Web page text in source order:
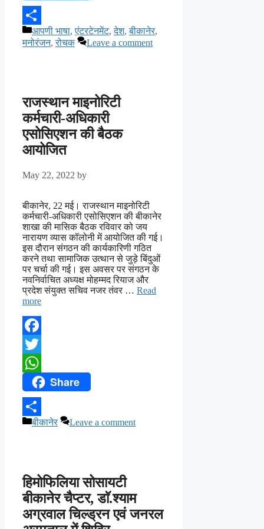
Share
Categories
आपणी भाषा,एंटरटेनमेंट,देश,बीकानेर,
मनोरंजन,रोचक Leave a comment
राजस्थान माइनोरिटी
कर्मचारी-अधिकारी
एसोसिएशन की बैठक
आयोजित
May 22, 2022 by
बीकानेर, 22 मई। राजस्थान माइनोरिटी
कर्मचारी-अधिकारी एसोसिएशन की बीकानेर
शाखा की मासिक बैठक रविवार को जय
नारायण व्यास कॉलोनी में आयोजित की गई।
इस दौरान संगठन की कार्यकारिणी गठित
करने तथा सामाजिक उत्थान से जुड़े बिंदुओं
पर चर्चा की गई। इस अवसर पर संगठन के
नवनिर्वाचित अध्यक्ष मोहम्मद रियाज और
प्रदेश संयुक्त सचिव नजर तंवर … Read
more
Facebook
Twitter
WhatsAppShare
Share
Categories
बीकानेर Leave a comment
हिमोफिलिया सोसायटी
बीकानेर चैप्टर, डाॅ.श्याम
अग्रवाल चिल्ड्रन एवं जनरल